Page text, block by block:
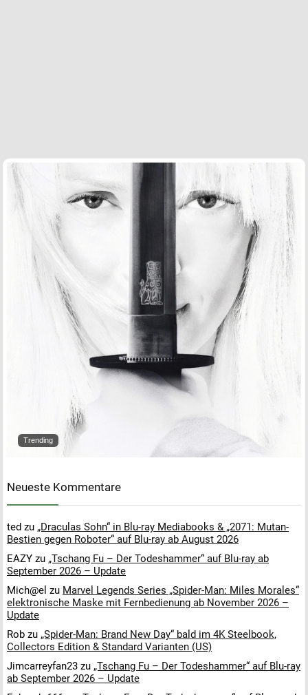
Trending
Neueste Kommentare
ted zu „Draculas Sohn“ in Blu-ray Mediabooks & „2071: Mutan-
Bestien gegen Roboter“ auf Blu-ray ab August 2026
EAZY zu „Tschang Fu – Der Todeshammer“ auf Blu-ray ab
September 2026 – Update
Mich@el zu Marvel Legends Series „Spider-Man: Miles Morales“
elektronische Maske mit Fernbedienung ab November 2026 –
Update
Rob zu „Spider-Man: Brand New Day“ bald im 4K Steelbook,
Collectors Edition & Standard Varianten (US)
Jimcarreyfan23 zu „Tschang Fu – Der Todeshammer“ auf Blu-ray
ab September 2026 – Update